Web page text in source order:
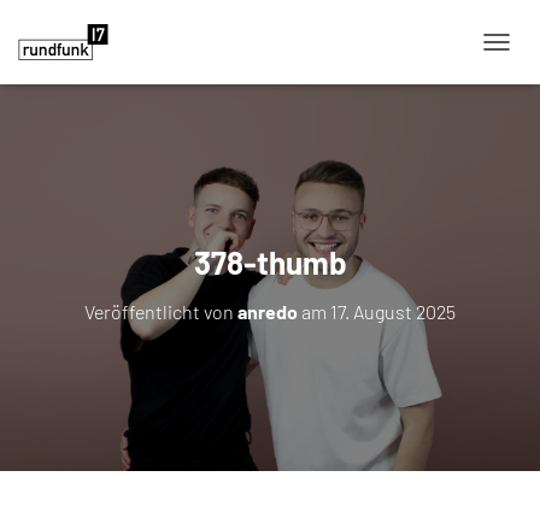
378-thumb
Veröffentlicht von anredo am 17. August 2025